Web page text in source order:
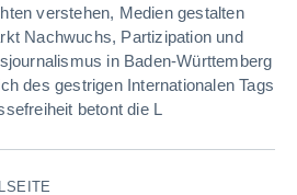
verstehen, Medien gestalten
Nachwuchs, Partizipation und
in Baden-Württemberg
des gestrigen Internationalen Tags
betont die L